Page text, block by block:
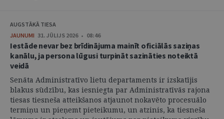
AUGSTĀKĀ TIESA
JAUNUMI 31. JŪLIJS 2026 • 08:46
Iestāde nevar bez brīdinājuma mainīt oficiālās saziņas
kanālu, ja persona lūgusi turpināt sazināties noteiktā
veidā
Senāta Administratīvo lietu departaments ir izskatījis
blakus sūdzību, kas iesniegta par Administratīvās rajona
tiesas tiesneša atteikšanos atjaunot nokavēto procesuālo
termiņu un pieņemt pieteikumu, un atzinis, ka tiesneša